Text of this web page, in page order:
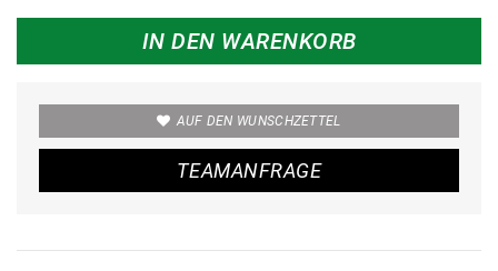
IN DEN WARENKORB
AUF DEN WUNSCHZETTEL
TEAMANFRAGE